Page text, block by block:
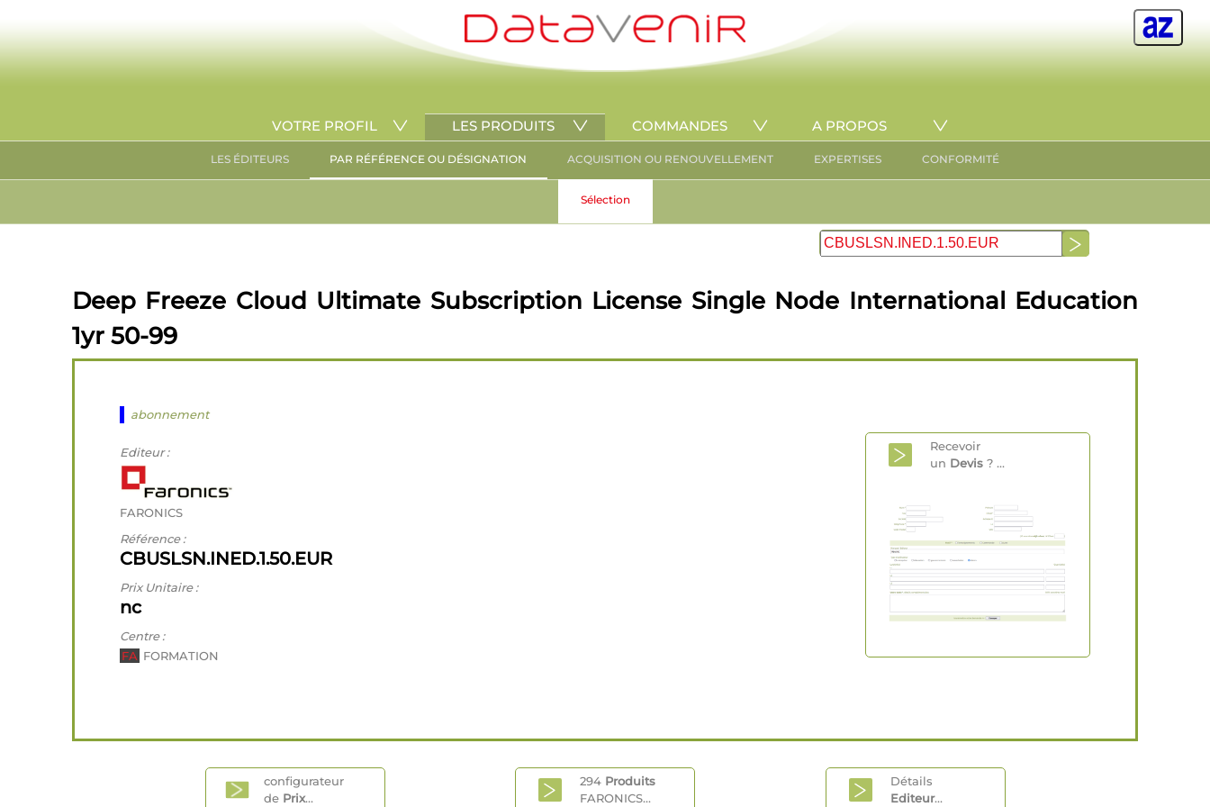
VOTRE PROFIL LES PRODUITS COMMANDES A PROPOS
LES ÉDITEURS PAR RÉFÉRENCE OU DÉSIGNATION ACQUISITION OU RENOUVELLEMENT EXPERTISES CONFORMITÉ
Sélection
Deep Freeze Cloud Ultimate Subscription License Single Node International Education
1yr 50-99
abonnement
Editeur :
FARONICS
Référence :
CBUSLSN.INED.1.50.EUR
Prix Unitaire :
nc
Centre :
FA FORMATION
Recevoir
un Devis ? ...
configurateur
de Prix...
294 Produits
FARONICS...
Détails
Editeur...